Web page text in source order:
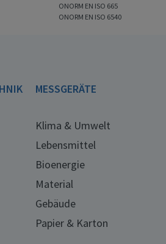
ONORM EN ISO 665
ONORM EN ISO 6540
MESSGERÄTE
Klima & Umwelt
Lebensmittel
Bioenergie
Material
Gebäude
Papier & Karton